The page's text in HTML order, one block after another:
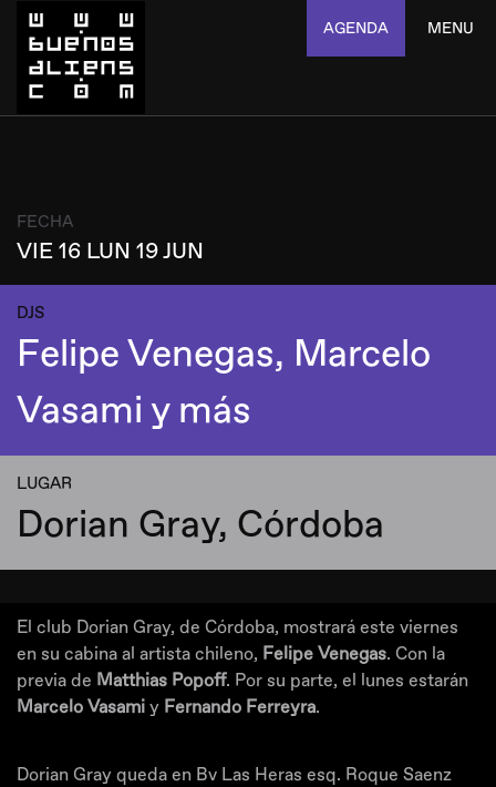
AGENDA MENU
FECHA
VIE 16 LUN 19 JUN
DJS
Felipe Venegas, Marcelo
Vasami y más
LUGAR
Dorian Gray, Córdoba
El club Dorian Gray, de Córdoba, mostrará este viernes
en su cabina al artista chileno, Felipe Venegas. Con la
previa de Matthias Popoff. Por su parte, el lunes estarán
Marcelo Vasami y Fernando Ferreyra.
Dorian Gray queda en Bv Las Heras esq. Roque Saenz